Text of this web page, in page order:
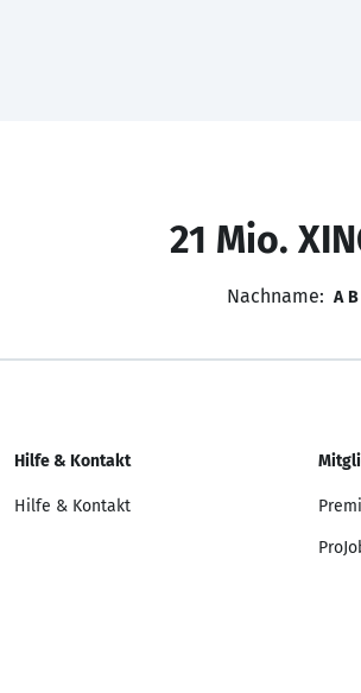
21 Mio.
Nachname: A B
Hilfe & Kontakt
Hilfe & Kontakt